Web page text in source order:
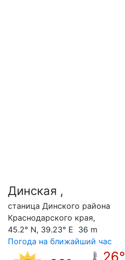
Динская ‎,
станица Динского района
Краснодарского края,
45.2° N, 39.23° E 36 m
Погода на ближайший час